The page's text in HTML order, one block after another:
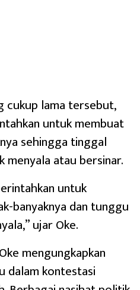
cukup lama tersebut,
untuk membuat
sehingga tinggal
atau bersinar.
untuk
banyaknya dan tunggu
ujar Oke.
mengungkapkan
dalam kontestasi